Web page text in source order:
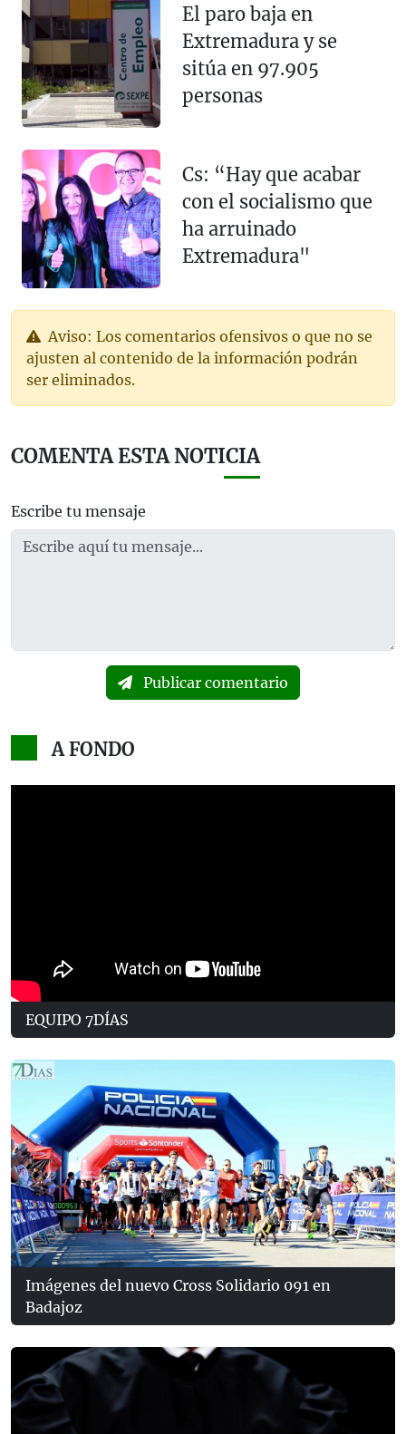
El paro baja en
Extremadura y se
sitúa en 97.905
personas
Cs: “Hay que acabar
con el socialismo que
ha arruinado
Extremadura"
Aviso: Los comentarios ofensivos o que no se
ajusten al contenido de la información podrán
ser eliminados.
COMENTA ESTA NOTICIA
Escribe tu mensaje
Publicar comentario
A FONDO
EQUIPO 7DÍAS
Imágenes del nuevo Cross Solidario 091 en
Badajoz